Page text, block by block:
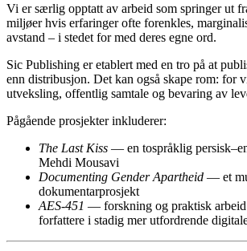
Vi er særlig opptatt av arbeid som springer ut
miljøer hvis erfaringer ofte forenkles,
avstand – i stedet for med deres egne ord.
Sic Publishing er etablert med en tro på at
enn distribusjon. Det kan også skape rom: for
utveksling, offentlig samtale og bevaring av
Pågående prosjekter inkluderer:
The Last Kiss — en tospråklig
Mehdi Mousavi
Documenting Gender Apartheid — et
dokumentarprosjekt
AES-451 — forskning og praktisk arbeid
forfattere i stadig mer utfordrende